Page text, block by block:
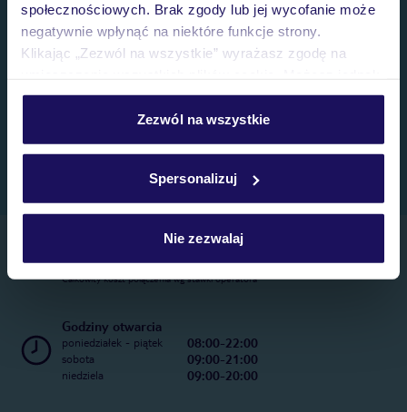
społecznościowych. Brak zgody lub jej wycofanie może
negatywnie wpłynąć na niektóre funkcje strony.
Klikając „Zezwól na wszystkie” wyrażasz zgodę na
personalizować swój wybór wchodząc w zakładkę
Szczegółowe informacje o plikach cookie znajdziesz
Zezwól na wszystkie
Spersonalizuj
Nie zezwalaj
Telefoniczne Centrum Rezerwacji
22 270 31 20
Całkowity koszt połączenia wg stawki operatora
Godziny otwarcia
poniedziałek - piątek 08:00-22:00
sobota 09:00-21:00
niedziela 09:00-20:00